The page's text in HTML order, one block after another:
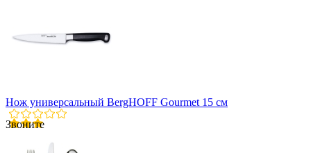
Нож универсальный BergHOFF Gourmet 15 см
Звоните